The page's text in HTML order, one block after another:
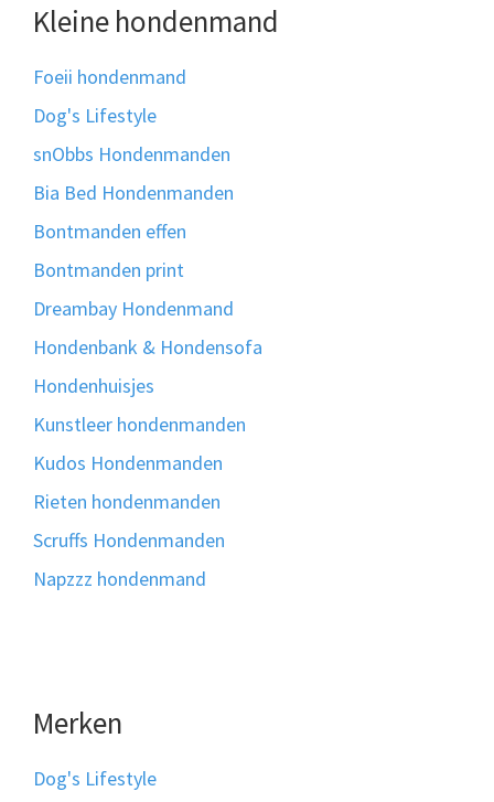
Kleine hondenmand
Foeii hondenmand
Dog's Lifestyle
snObbs Hondenmanden
Bia Bed Hondenmanden
Bontmanden effen
Bontmanden print
Dreambay Hondenmand
Hondenbank & Hondensofa
Hondenhuisjes
Kunstleer hondenmanden
Kudos Hondenmanden
Rieten hondenmanden
Scruffs Hondenmanden
Napzzz hondenmand
Merken
Dog's Lifestyle